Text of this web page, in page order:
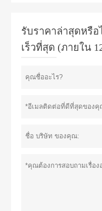
รับราคาล่าสุดหรือ
เร็วที่สุด (ภายใน